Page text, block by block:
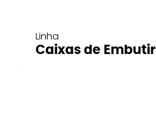
Linha
Caixas de Embutir